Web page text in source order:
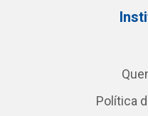
Política